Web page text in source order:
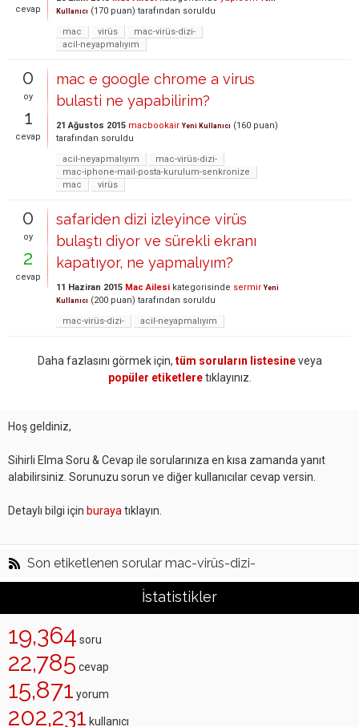
cevap
Kullanıcı (170 puan) tarafından soruldu
mac
virüs
mac-virüs-dizi-
acil-neyapmalıyım
0
oy
1
cevap
mac e google chrome a virus
bulasti ne yapabilirim?
21 Ağustos 2015 macbookair Yeni Kullanıcı (160 puan)
tarafından soruldu
acil-neyapmalıyım
mac-virüs-dizi-
mac-iphone-mail-posta-kurulum-senkronize
mac
virüs
0
oy
2
cevap
safariden dizi izleyince virüs
bulaştı diyor ve sürekli ekranı
kapatıyor, ne yapmalıyım?
11 Haziran 2015 Mac Ailesi kategorisinde sermir Yeni
Kullanıcı (200 puan) tarafından soruldu
mac-virüs-dizi-
acil-neyapmalıyım
Daha fazlasını görmek için, tüm soruların listesineveya
popüler etiketleretıklayınız.
Hoş geldiniz,
Sihirli Elma Soru & Cevap ile sorularınıza en kısa zamanda yanıt
alabilirsiniz. Sorunuzu sorun ve diğer kullanıcılar cevap versin.
Detaylı bilgi için buraya tıklayın.
Son etiketlenen sorular mac-virüs-dizi-
İstatistikler
19,364 soru
22,785 cevap
15,871 yorum
202,231 kullanıcı